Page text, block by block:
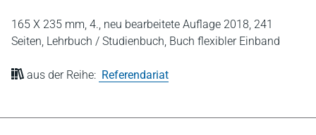
165 X 235 mm, 4., neu bearbeitete Auflage 2018, 241
Seiten, Lehrbuch / Studienbuch, Buch flexibler Einband
aus der Reihe: Referendariat